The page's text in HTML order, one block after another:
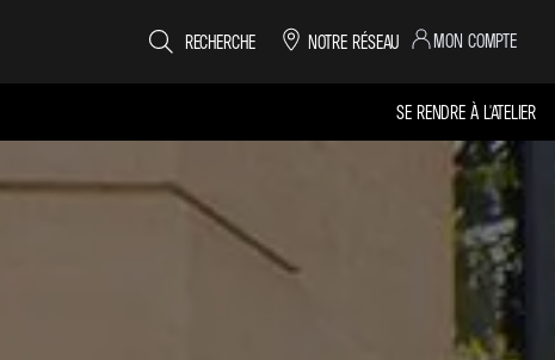
RECHERCHE NOTRE RÉSEAU MON COMPTE
SE RENDRE À L'ATELIER